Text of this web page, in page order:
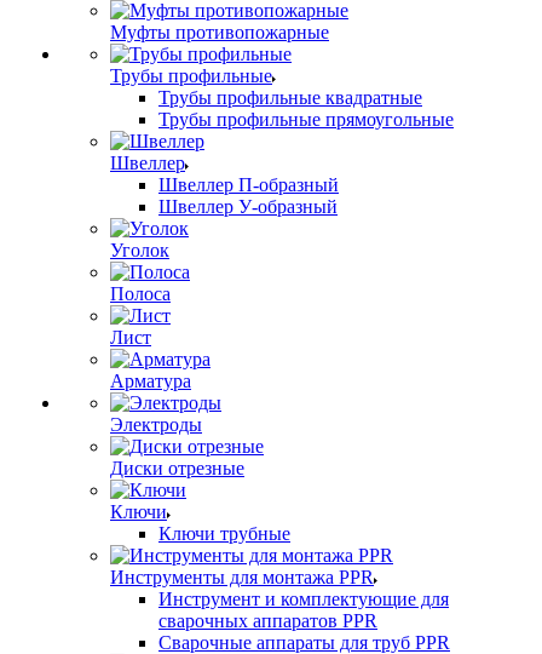
Муфты противопожарные
Трубы профильные
Трубы профильные квадратные
Трубы профильные прямоугольные
Швеллер
Швеллер П-образный
Швеллер У-образный
Уголок
Полоса
Лист
Арматура
Электроды
Диски отрезные
Ключи
Ключи трубные
Инструменты для монтажа PPR
Инструмент и комплектующие для
сварочных аппаратов PPR
Сварочные аппараты для труб PPR